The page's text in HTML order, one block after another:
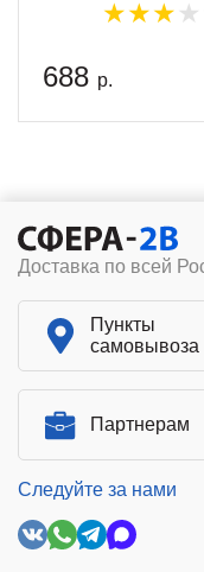
688 р.
Доставка по всей
Пункты
самовывоза
Партнерам
Следуйте за нами